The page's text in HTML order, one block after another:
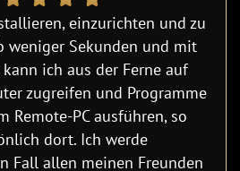
einzurichten und zu
weniger Sekunden und mit
ich aus der Ferne auf
zugreifen und Programme
Remote-PC ausführen, so
dort. Ich werde
Fall allen meinen Freunden